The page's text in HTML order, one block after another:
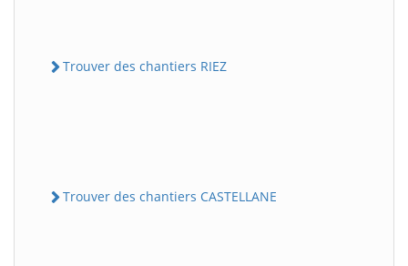
Trouver des chantiers RIEZ
Trouver des chantiers CASTELLANE